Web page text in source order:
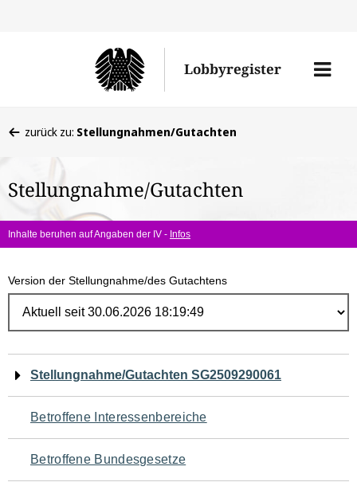
Lobbyregister
Menü
befinden
hier:
zurück zu: Stellungnahmen/Gutachten
Stellungnahme/Gutachten
Inhalte beruhen auf Angaben der IV - Infos
Version der Stellungnahme/des Gutachtens
Navigation
für
den
Seiteninhalt
Stellungnahme/Gutachten SG2509290061
Betroffene Interessenbereiche
Betroffene Bundesgesetze